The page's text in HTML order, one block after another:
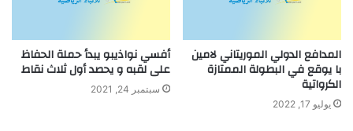
المدافع الدولي الموريتاني لامين
با يوقع في البطولة الممتازة
الكرواتية
يوليو 17, 2022
أفسي نواذيبو يبدأ حملة الحفاظ
على لقبه و يحصد أول ثلاث نقاط
سبتمبر 24, 2021